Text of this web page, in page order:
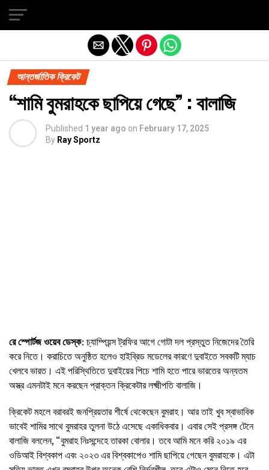
আন্তর্জাতিক ক্রিকেট
“শামি বুমরাহকে ছাপিয়ে গেছে” : বালাজি
Published 1 year ago on February 17, 2025
By Ray Sportz
রে স্পোর্টজ ওয়েব ডেস্ক: চ্যাম্পিয়ন্স ট্রফির আগে গোটা দল প্রস্তুত নিজেদের তৈরি
করে নিতে। করাচিতে অনুষ্ঠিত হলেও হাইব্রিড মডেলের কারণে দুবাইতে সবকটি ম্যাচ
খেলবে ভারত। এই পরিস্থিতিতে দুবাইয়ের পিচে শামি হতে পারে ভারতের অন্যতম
অস্ত্র এমনটাই মনে করছেন প্রাক্তন ক্রিকেটার লক্ষ্মীপতি বালাজি।
ক্রিকেট মহলে বরাবরই জনপ্রিয়তার শীর্ষে থেকেছেন বুমরাহ। আর তাই খুব স্বাভাবিক
ভাবেই শামির সাথে বুমরাহর তুলনা উঠে এসেছে একাধিকবার। এবার সেই প্রসঙ্গ টেনে
বালাজি বললেন, “বুমরাহ নিঃসন্দেহে তারকা বোলার। তবে আমি মনে করি ২০১৯ এর
ওডিআই বিশ্বকাপ এবং ২০২৩ এর বিশ্বকাপেও শামি ছাপিয়ে গেছেন বুমরাহকে। এটা